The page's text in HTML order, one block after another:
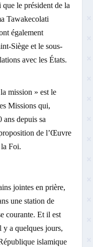
le président de la
Tawakecolati
également
Siège et le sous-
avec les États.
mission » est le
Missions qui,
ans depuis sa
de l’Œuvre
Foi.
jointes en prière,
une station de
courante. Et il est
y a quelques jours,
islamique